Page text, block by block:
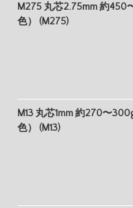
M275 丸芯2.75mm 約450
色） (M275)
M13 丸芯1mm 約270〜
色） (M13)